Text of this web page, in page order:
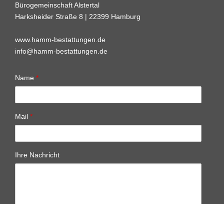
Bürogemeinschaft Alstertal
Harksheider Straße 8 | 22399 Hamburg
www.hamm-bestattungen.de
info@hamm-bestattungen.de
Name *
Mail *
Ihre Nachricht